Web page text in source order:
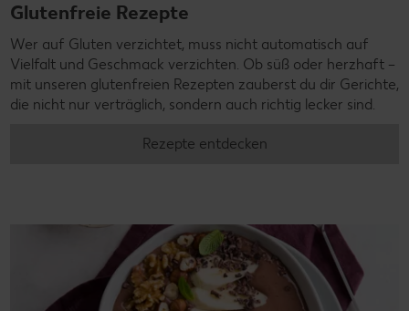
Glutenfreie Rezepte
Wer auf Gluten verzichtet, muss nicht automatisch auf
Vielfalt und Geschmack verzichten. Ob süß oder herzhaft –
mit unseren glutenfreien Rezepten zauberst du dir Gerichte,
die nicht nur verträglich, sondern auch richtig lecker sind.
Rezepte entdecken